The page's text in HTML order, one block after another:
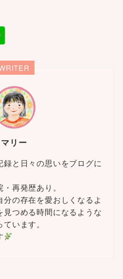
マリー
録と日々の思いをブログに
再発歴あり。
の存在を愛おしくなるよ
見つめる時間になるような
います。